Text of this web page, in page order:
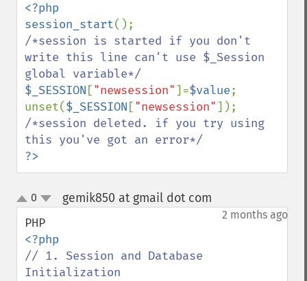
<?php
session_start
/*session is started if you don't
write this line can't use $_Session
$_SESSION ["newsession"]=$value;
unset($_SESSION ["newsession"
/*session deleted. if you try using
?>
up
down
0 gemik850 at gmail dot com
2 months ago
// 1. Session and Database